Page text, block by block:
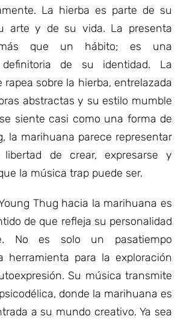
La hierba es parte de su
arte y de su vida. La presenta
que un hábito; es una
definitoria de su identidad. La
rapea sobre la hierba, entrelazada
abstractas y su estilo mumble
siente casi como una forma de
la marihuana parece representar
de crear, expresarse y
la música trap puede ser.
Thug hacia la marihuana es
de que refleja su personalidad
No es solo un pasatiempo
herramienta para la exploración
Su música transmite
donde la marihuana es
a su mundo creativo. Ya sea